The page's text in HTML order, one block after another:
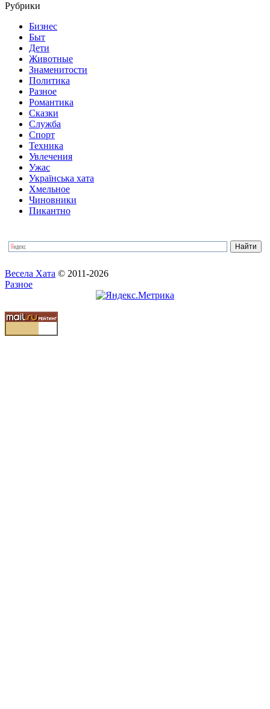
Рубрики
Бизнес
Быт
Дети
Животные
Знаменитости
Политика
Разное
Романтика
Сказки
Служба
Спорт
Техника
Увлечения
Ужас
Українська хата
Хмельное
Чиновники
Пикантно
Весела Хата © 2011-2026
Разное